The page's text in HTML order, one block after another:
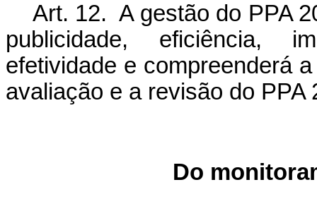
Art. 12. A gestão do PPA
publicidade, eficiência,
efetividade e compreenderá
avaliação e a revisão do PPA
Do